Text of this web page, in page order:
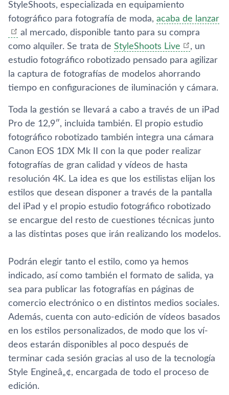
StyleShoots, especializada en equipamiento
fotográfico para fotografí­a de moda, acaba de lanzar
al mercado, disponible tanto para su compra
como alquiler. Se trata de StyleShoots Live
, un
estudio fotográfico robotizado pensado para agilizar
la captura de fotografí­as de modelos ahorrando
tiempo en configuraciones de iluminación y cámara.
Toda la gestión se llevará a cabo a través de un iPad
Pro de 12,9″, incluida también. El propio estudio
fotográfico robotizado también integra una cámara
Canon EOS 1DX Mk II con la que poder realizar
fotografí­as de gran calidad y ví­deos de hasta
resolución 4K. La idea es que los estilistas elijan los
estilos que desean disponer a través de la pantalla
del iPad y el propio estudio fotográfico robotizado
se encargue del resto de cuestiones técnicas junto
a las distintas poses que irán realizando los modelos.
Podrán elegir tanto el estilo, como ya hemos
indicado, así­ como también el formato de salida, ya
sea para publicar las fotografí­as en páginas de
comercio electrónico o en distintos medios sociales.
Además, cuenta con auto-edición de ví­deos basados
en los estilos personalizados, de modo que los ví­
deos estarán disponibles al poco después de
terminar cada sesión gracias al uso de la tecnologí­a
Style Engineâ„¢, encargada de todo el proceso de
edición.